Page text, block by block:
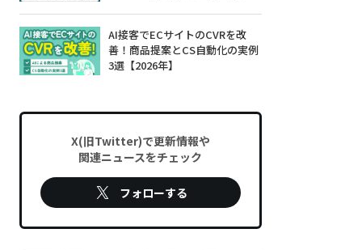
AI接客でECサイトのCVRを改
善！商品提案とCS自動化の実例
3選【2026年】
X(旧Twitter)で更新情報や
関連ニュースをチェック
フォローする